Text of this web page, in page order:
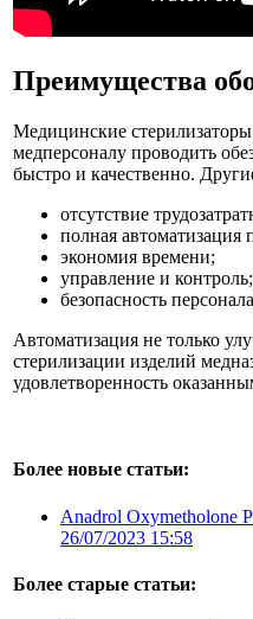
Преимущества
Медицинские
медперсоналу проводить
быстро и качественно.
отсутствие
полная автоматизация
экономия времени;
управление и контроль;
безопасность
Автоматизация не только
стерилизации изделий
удовлетворенность
Более новые статьи:
Anadrol Oxymetholone
26/07/2023 15:58
Более старые статьи: